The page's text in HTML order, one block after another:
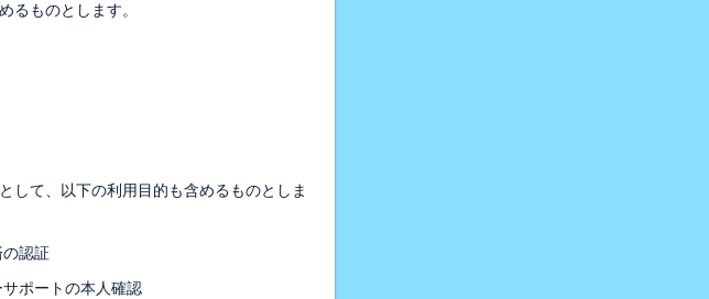
るものとします。
して、以下の利用目的も含めるものとしま
認証
ポートの本人確認